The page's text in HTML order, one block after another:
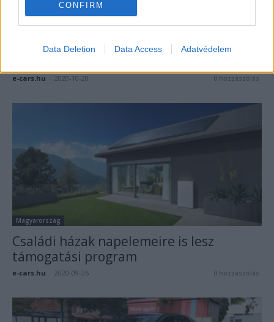
CONFIRM
Data Deletion Data Access Adatvédelem
Magyarország
Jövő nyáron indulhat a háztartási
napelemes rendszerek új támogatási
e-cars.hu 2020-10-20 0 hozzászólás
Magyarország
Családi házak napelemeire is lesz
támogatási program
e-cars.hu 2020-09-26 0 hozzászólás